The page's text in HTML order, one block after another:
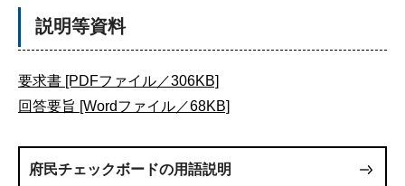
説明等資料
要求書 [PDFファイル／306KB]
回答要旨 [Wordファイル／68KB]
府民チェックボードの用語説明